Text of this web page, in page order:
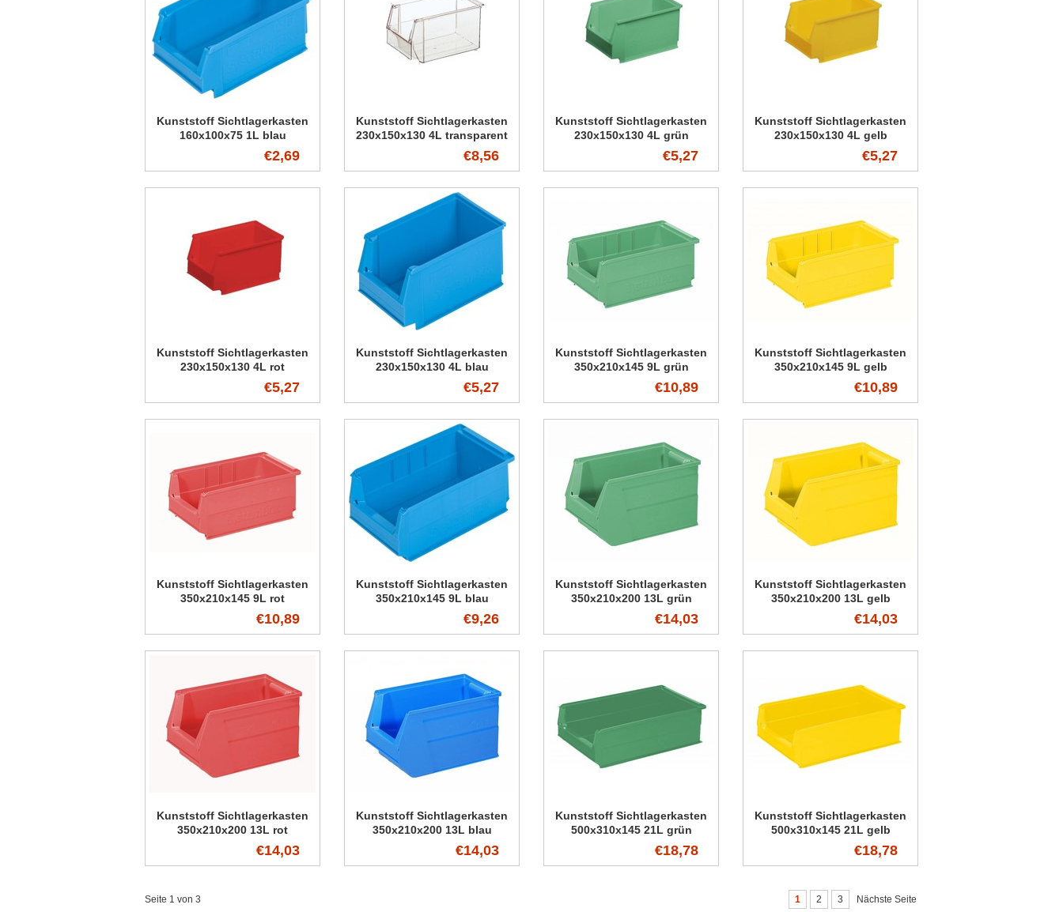
Kunststoff Sichtlagerkasten
160x100x75 1L blau
€2,69
Kunststoff Sichtlagerkasten
230x150x130 4L transparent
€8,56
Kunststoff Sichtlagerkasten
230x150x130 4L grün
€5,27
Kunststoff Sichtlagerkasten
230x150x130 4L gelb
€5,27
Kunststoff Sichtlagerkasten
230x150x130 4L rot
€5,27
Kunststoff Sichtlagerkasten
230x150x130 4L blau
€5,27
Kunststoff Sichtlagerkasten
350x210x145 9L grün
€10,89
Kunststoff Sichtlagerkasten
350x210x145 9L gelb
€10,89
Kunststoff Sichtlagerkasten
350x210x145 9L rot
€10,89
Kunststoff Sichtlagerkasten
350x210x145 9L blau
€9,26
Kunststoff Sichtlagerkasten
350x210x200 13L grün
€14,03
Kunststoff Sichtlagerkasten
350x210x200 13L gelb
€14,03
Kunststoff Sichtlagerkasten
350x210x200 13L rot
€14,03
Kunststoff Sichtlagerkasten
350x210x200 13L blau
€14,03
Kunststoff Sichtlagerkasten
500x310x145 21L grün
€18,78
Kunststoff Sichtlagerkasten
500x310x145 21L gelb
€18,78
Seite 1 von 3 1 2 3 Nächste Seite